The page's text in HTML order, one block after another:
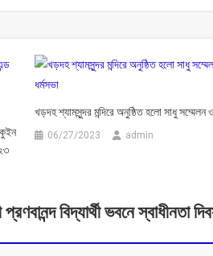
খড়দহ শ্যামসুন্দর মন্দিরে অনুষ্ঠিত হলো সাধু সম্মেলন
06/27/2023 admin
প্রণবানন্দ বিদ্যার্থী ভবনে স্বাধীনতা